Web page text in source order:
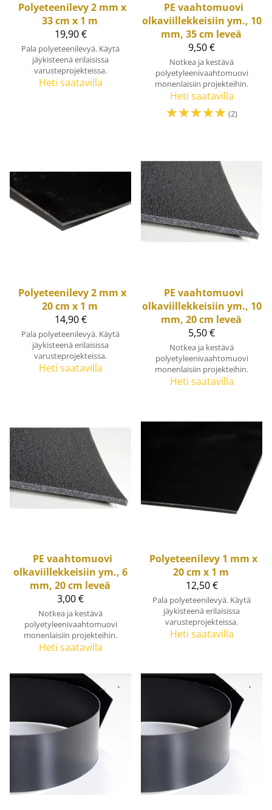
Polyeteenilevy 2 mm x
33 cm x 1 m
19,90 €
Pala polyeteenilevyä. Käytä
jäykisteenä erilaisissa
varusteprojekteissa.
Heti saatavilla
PE vaahtomuovi
olkaviillekkeisiin ym., 10
mm, 35 cm leveä
9,50 €
Notkea ja kestävä
polyetyleenivaahtomuovi
monenlaisiin projekteihin.
Heti saatavilla
☆☆☆☆☆ (2)
Polyeteenilevy 2 mm x
20 cm x 1 m
14,90 €
Pala polyeteenilevyä. Käytä
jäykisteenä erilaisissa
varusteprojekteissa.
Heti saatavilla
PE vaahtomuovi
olkaviillekkeisiin ym., 10
mm, 20 cm leveä
5,50 €
Notkea ja kestävä
polyetyleenivaahtomuovi
monenlaisiin projekteihin.
Heti saatavilla
PE vaahtomuovi
olkaviillekkeisiin ym., 6
mm, 20 cm leveä
3,00 €
Notkea ja kestävä
polyetyleenivaahtomuovi
monenlaisiin projekteihin.
Heti saatavilla
Polyeteenilevy 1 mm x
20 cm x 1 m
12,50 €
Pala polyeteenilevyä. Käytä
jäykisteenä erilaisissa
varusteprojekteissa.
Heti saatavilla